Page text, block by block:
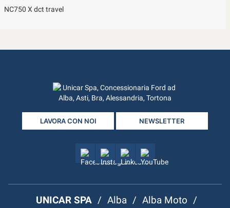
NC750 X dct travel
LAVORA CON NOI NEWSLETTER
UNICAR SPA / Alba / Alba Moto /